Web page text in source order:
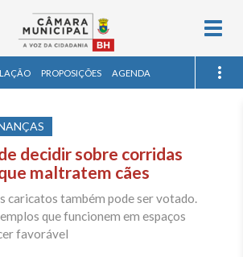
PROPOSIÇÕES AGENDA
decidir sobre corridas
maltratem cães
caricatos também pode ser votado.
que funcionem em espaços
favorável